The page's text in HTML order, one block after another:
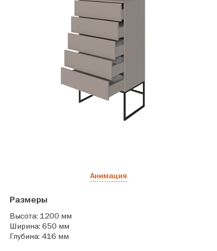
Анимация
Размеры
Высота: 1200 мм
Ширина: 650 мм
Глубина: 416 мм